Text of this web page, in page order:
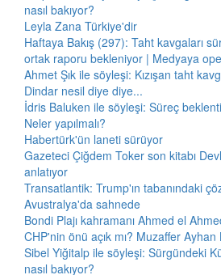
nasıl bakıyor?
Leyla Zana Türkiye'dir
Haftaya Bakış (297): Taht kavgaları
ortak raporu bekleniyor | Medyaya
Ahmet Şık ile söyleşi: Kızışan taht
Dindar nesil diye diye...
İdris Baluken ile söyleşi: Süreç
Neler yapılmalı?
Habertürk'ün laneti sürüyor
Gazeteci Çiğdem Toker son kitabı
anlatıyor
Transatlantik: Trump'ın tabanındaki
Avustralya'da sahnede
Bondi Plajı kahramanı Ahmed el
CHP'nin önü açık mı? Muzaffer
Sibel Yiğitalp ile söyleşi: Sürgündeki
nasıl bakıyor?